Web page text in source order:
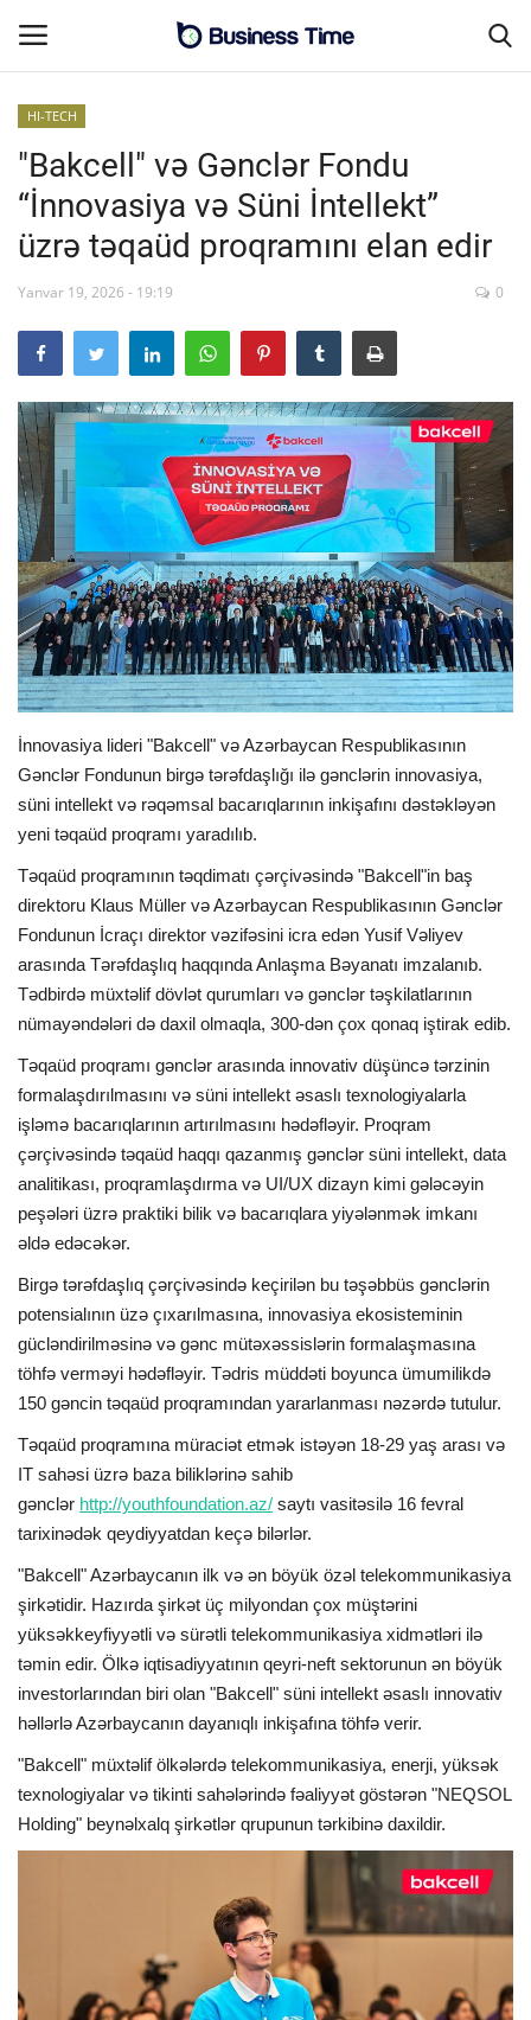
Əsas səhifə
MALİYYƏ-BİZNES
Əlaqə
SƏNAYE-İNFRASTRUKTUR
CƏMİYYƏT
ENERGETİKA
SİYASƏT
İDMAN
FORMULA 1
DÜNYA
ANALİTİKA
Multimedia
HI-TECH
"Bakcell" və Gənclər Fondu
“İnnovasiya və Süni İntellekt”
üzrə təqaüd proqramını elan edir
Yanvar 19, 2026 - 19:19 0
İnnovasiya lideri "Bakcell" və Azərbaycan Respublikasının
Gənclər Fondunun birgə tərəfdaşlığı ilə gənclərin innovasiya,
süni intellekt və rəqəmsal bacarıqlarının inkişafını dəstəkləyən
yeni təqaüd proqramı yaradılıb.
Təqaüd proqramının təqdimatı çərçivəsində "Bakcell"in baş
direktoru Klaus Müller və Azərbaycan Respublikasının Gənclər
Fondunun İcraçı direktor vəzifəsini icra edən Yusif Vəliyev
arasında Tərəfdaşlıq haqqında Anlaşma Bəyanatı imzalanıb.
Tədbirdə müxtəlif dövlət qurumları və gənclər təşkilatlarının
nümayəndələri də daxil olmaqla, 300-dən çox qonaq iştirak edib.
Təqaüd proqramı gənclər arasında innovativ düşüncə tərzinin
formalaşdırılmasını və süni intellekt əsaslı texnologiyalarla
işləmə bacarıqlarının artırılmasını hədəfləyir. Proqram
çərçivəsində təqaüd haqqı qazanmış gənclər süni intellekt, data
analitikası, proqramlaşdırma və UI/UX dizayn kimi gələcəyin
peşələri üzrə praktiki bilik və bacarıqlara yiyələnmək imkanı
əldə edəcəkər.
Birgə tərəfdaşlıq çərçivəsində keçirilən bu təşəbbüs gənclərin
potensialının üzə çıxarılmasına, innovasiya ekosisteminin
gücləndirilməsinə və gənc mütəxəssislərin formalaşmasına
töhfə verməyi hədəfləyir. Tədris müddəti boyunca ümumilikdə
150 gəncin təqaüd proqramından yararlanması nəzərdə tutulur.
Təqaüd proqramına müraciət etmək istəyən 18-29 yaş arası və
IT sahəsi üzrə baza biliklərinə sahib
gənclər http://youthfoundation.az/ saytı vasitəsilə 16 fevral
tarixinədək qeydiyyatdan keçə bilərlər.
"Bakcell" Azərbaycanın ilk və ən böyük özəl telekommunikasiya
şirkətidir. Hazırda şirkət üç milyondan çox müştərini
yüksəkkeyfiyyətli və sürətli telekommunikasiya xidmətləri ilə
təmin edir. Ölkə iqtisadiyyatının qeyri-neft sektorunun ən böyük
investorlarından biri olan "Bakcell" süni intellekt əsaslı innovativ
həllərlə Azərbaycanın dayanıqlı inkişafına töhfə verir.
"Bakcell" müxtəlif ölkələrdə telekommunikasiya, enerji, yüksək
texnologiyalar və tikinti sahələrində fəaliyyət göstərən "NEQSOL
Holding" beynəlxalq şirkətlər qrupunun tərkibinə daxildir.